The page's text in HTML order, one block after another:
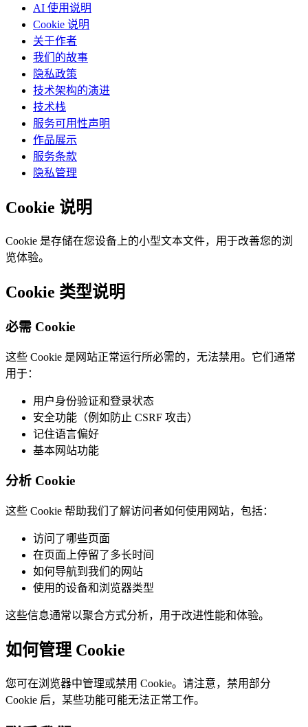
AI 使用说明
Cookie 说明
关于作者
我们的故事
隐私政策
技术架构的演进
技术栈
服务可用性声明
作品展示
服务条款
隐私管理
Cookie 说明
Cookie 是存储在您设备上的小型文本文件，用于改善您的浏
览体验。
Cookie 类型说明
必需 Cookie
这些 Cookie 是网站正常运行所必需的，无法禁用。它们通常
用于：
用户身份验证和登录状态
安全功能（例如防止 CSRF 攻击）
记住语言偏好
基本网站功能
分析 Cookie
这些 Cookie 帮助我们了解访问者如何使用网站，包括：
访问了哪些页面
在页面上停留了多长时间
如何导航到我们的网站
使用的设备和浏览器类型
这些信息通常以聚合方式分析，用于改进性能和体验。
如何管理 Cookie
您可在浏览器中管理或禁用 Cookie。请注意，禁用部分
Cookie 后，某些功能可能无法正常工作。